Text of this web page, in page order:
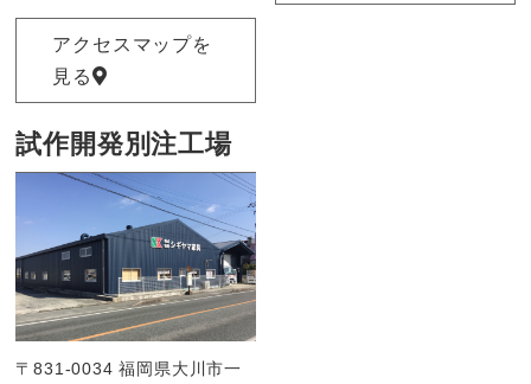
アクセスマップを
見る
試作開発別注工場
〒831-0034 福岡県大川市一